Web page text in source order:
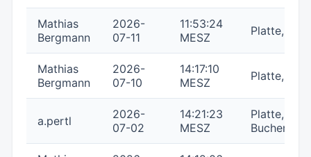
Mathias
Bergmann
2026-
07-11
11:53:24
MESZ
Platte,
Mathias
Bergmann
2026-
07-10
14:17:10
MESZ
Platte,
a.pertl
2026-
07-02
14:21:23
MESZ
Platte,